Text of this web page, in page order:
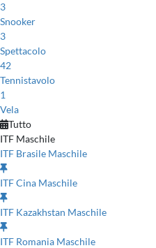
3
Snooker
3
Spettacolo
42
Tennistavolo
1
Vela
Tutto
ITF Maschile
ITF Brasile Maschile
ITF Cina Maschile
ITF Kazakhstan Maschile
ITF Romania Maschile